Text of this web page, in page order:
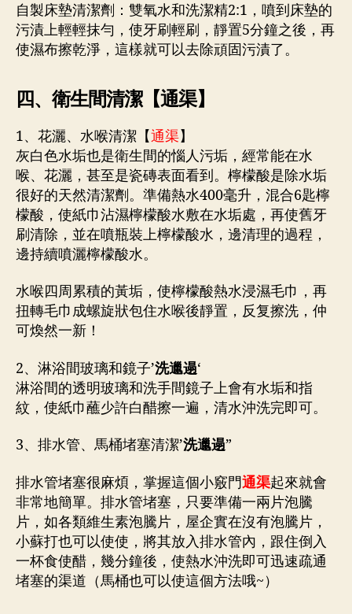
自製床墊清潔劑：雙氧水和洗潔精2:1，噴到床墊的
污漬上輕輕抹勻，使牙刷輕刷，靜置5分鐘之後，再
使濕布擦乾淨，這樣就可以去除頑固污漬了。
四、衛生間清潔【通渠】
1、花灑、水喉清潔【通渠】
灰白色水垢也是衛生間的惱人污垢，經常能在水
喉、花灑，甚至是瓷磚表面看到。檸檬酸是除水垢
很好的天然清潔劑。準備熱水400毫升，混合6匙檸
檬酸，使紙巾沾濕檸檬酸水敷在水垢處，再使舊牙
刷清除，並在噴瓶裝上檸檬酸水，邊清理的過程，
邊持續噴灑檸檬酸水。
水喉四周累積的黃垢，使檸檬酸熱水浸濕毛巾，再
扭轉毛巾成螺旋狀包住水喉後靜置，反复擦洗，仲
可煥然一新！
2、淋浴間玻璃和鏡子’洗邋遢‘
淋浴間的透明玻璃和洗手間鏡子上會有水垢和指
紋，使紙巾蘸少許白醋擦一遍，清水沖洗完即可。
3、排水管、馬桶堵塞清潔’洗邋遢”
排水管堵塞很麻煩，掌握這個小竅門通渠起來就會
非常地簡單。排水管堵塞，只要準備一兩片泡騰
片，如各類維生素泡騰片，屋企實在沒有泡騰片，
小蘇打也可以使使，將其放入排水管內，跟住倒入
一杯食使醋，幾分鐘後，使熱水沖洗即可迅速疏通
堵塞的渠道（馬桶也可以使這個方法哦~）